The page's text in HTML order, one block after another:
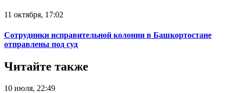
11 октября, 17:02
Сотрудники исправительной колонии в Башкортостане
отправлены под суд
Читайте также
10 июля, 22:49